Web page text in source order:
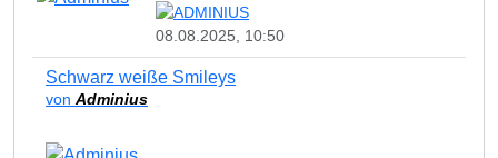
08.08.2025, 10:50
Schwarz weiße Smileys
von Adminius